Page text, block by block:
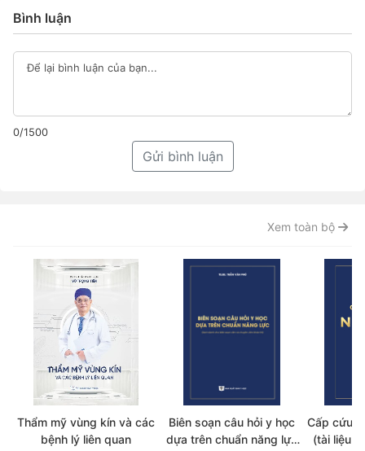
Bình luận
0/1500
Gửi bình luận
Xem toàn bộ
Thẩm mỹ vùng kín và các
bệnh lý liên quan
Biên soạn câu hỏi y học
dựa trên chuẩn năng lực
Cấp cứu
(tài liệu